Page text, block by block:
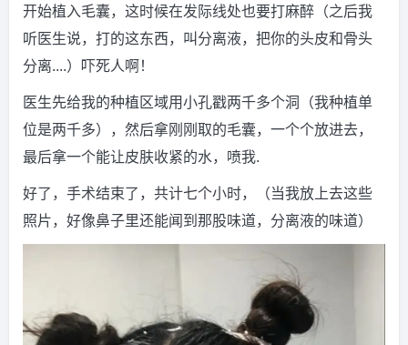
开始植入毛囊，这时候在发际线处也要打麻醉（之后我
听医生说，打的这东西，叫分离液，把你的头皮和骨头
分离....）吓死人啊！
医生先给我的种植区域用小孔戳两千多个洞（我种植单
位是两千多），然后拿刚刚取的毛囊，一个个放进去，
最后拿一个能让皮肤收紧的水，喷我.
好了，手术结束了，共计七个小时，（当我放上去这些
照片，好像鼻子里还能闻到那股味道，分离液的味道）